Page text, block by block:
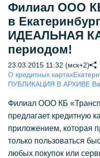
Филиал ООО
в
ИДЕАЛЬНАЯ
периодом!
23.03.2015 11:32 (мск+2)
О кредитных картах
ПУБЛИКАЦИЯ В АРХИВЕ
Филиал ООО КБ
предлагает кредитную
приложением, которая
только пользоваться
любых покупок или